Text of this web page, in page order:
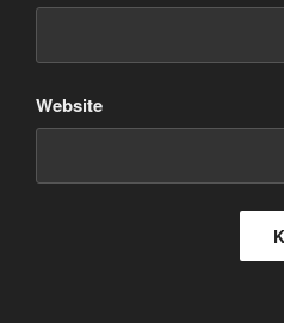
Website